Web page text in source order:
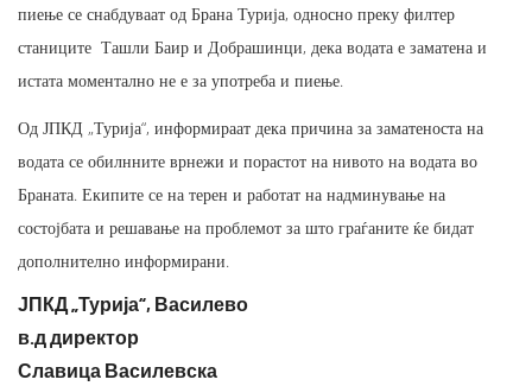
пиење се снабдуваат од Брана Турија, односно преку филтер
станиците Ташли Баир и Добрашинци, дека водата е заматена и
истата моментално не е за употреба и пиење.
Од ЈПКД „Турија“, информираат дека причина за заматеноста на
водата се обилнните врнежи и порастот на нивото на водата во
Браната. Екипите се на терен и работат на надминување на
состојбата и решавање на проблемот за што граѓаните ќе бидат
дополнително информирани.
ЈПКД „Турија“, Василево
в.д директор
Славица Василевска